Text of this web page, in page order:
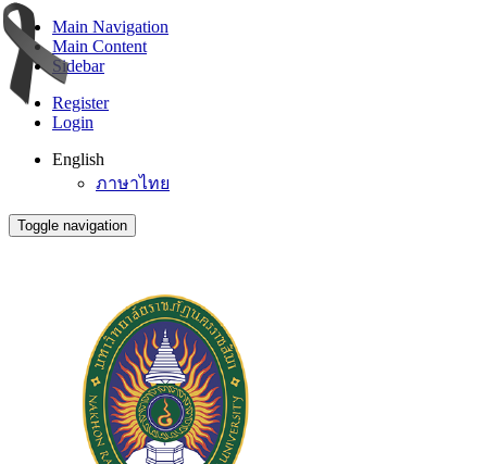
Main Navigation
Main Content
Sidebar
Register
Login
English
ภาษาไทย
Toggle navigation